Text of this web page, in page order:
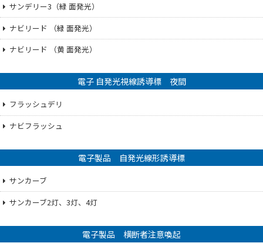
サンデリー3（緑 面発光）
ナビリード （緑 面発光）
ナビリード （黄 面発光）
電子 自発光視線誘導標 夜間
フラッシュデリ
ナビフラッシュ
電子製品 自発光線形誘導標
サンカーブ
サンカーブ2灯、3灯、4灯
電子製品 横断者注意喚起